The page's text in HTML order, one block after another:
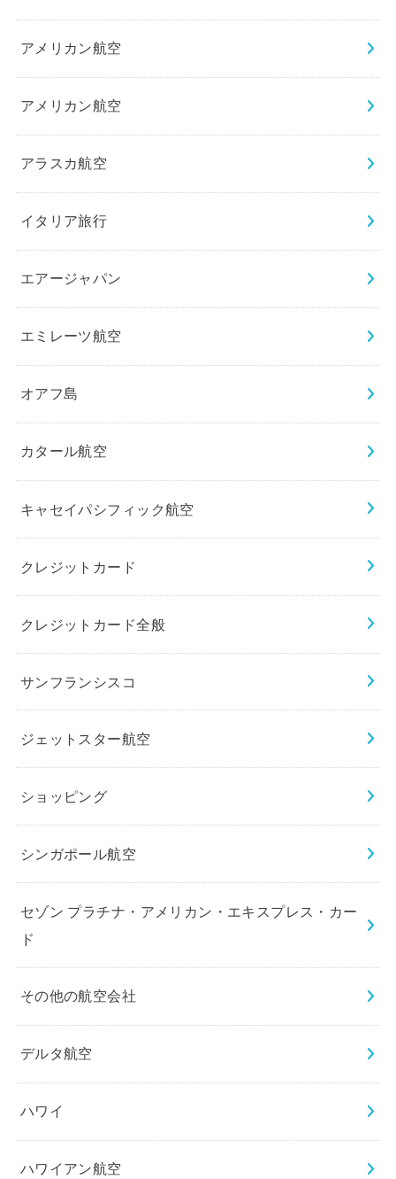
アメリカン航空
アメリカン航空
アラスカ航空
イタリア旅行
エアージャパン
エミレーツ航空
オアフ島
カタール航空
キャセイパシフィック航空
クレジットカード
クレジットカード全般
サンフランシスコ
ジェットスター航空
ショッピング
シンガポール航空
セゾン プラチナ・アメリカン・エキスプレス・カー
ド
その他の航空会社
デルタ航空
ハワイ
ハワイアン航空